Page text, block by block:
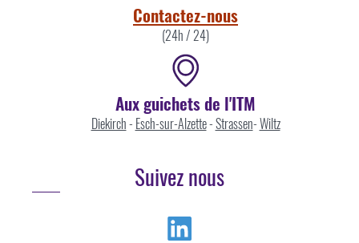
Contactez-nous
(24h / 24)
Aux guichets de l'ITM
Diekirch- Esch-sur-Alzette-Strassen-Wiltz
Suivez nous